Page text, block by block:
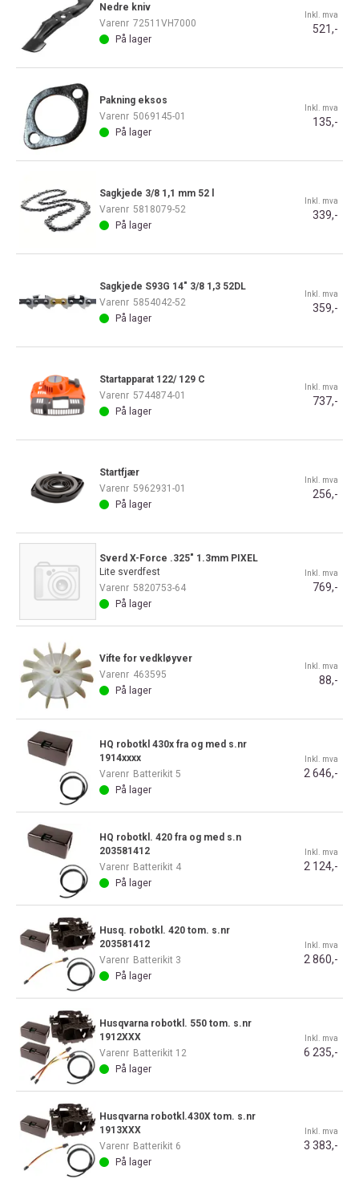
Nedre kniv
Varenr 72511VH7000
På lager
Inkl. mva
521,-
Pakning eksos
Varenr 5069145-01
På lager
Inkl. mva
135,-
Sagkjede 3/8 1,1 mm 52 l
Varenr 5818079-52
På lager
Inkl. mva
339,-
Sagkjede S93G 14" 3/8 1,3 52DL
Varenr 5854042-52
På lager
Inkl. mva
359,-
Startapparat 122/ 129 C
Varenr 5744874-01
På lager
Inkl. mva
737,-
Startfjær
Varenr 5962931-01
På lager
Inkl. mva
256,-
Sverd X-Force .325" 1.3mm PIXEL
Lite sverdfest
Varenr 5820753-64
På lager
Inkl. mva
769,-
Vifte for vedkløyver
Varenr 463595
På lager
Inkl. mva
88,-
HQ robotkl 430x fra og med s.nr
1914xxxx
Varenr Batterikit 5
På lager
Inkl. mva
2 646,-
HQ robotkl. 420 fra og med s.n
203581412
Varenr Batterikit 4
På lager
Inkl. mva
2 124,-
Husq. robotkl. 420 tom. s.nr
203581412
Varenr Batterikit 3
På lager
Inkl. mva
2 860,-
Husqvarna robotkl. 550 tom. s.nr
1912XXX
Varenr Batterikit 12
På lager
Inkl. mva
6 235,-
Husqvarna robotkl.430X tom. s.nr
1913XXX
Varenr Batterikit 6
På lager
Inkl. mva
3 383,-